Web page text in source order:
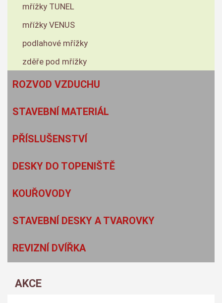
mřížky TUNEL
mřížky VENUS
podlahové mřížky
zděře pod mřížky
ROZVOD VZDUCHU
STAVEBNÍ MATERIÁL
PŘÍSLUŠENSTVÍ
DESKY DO TOPENIŠTĚ
KOUŘOVODY
STAVEBNÍ DESKY A TVAROVKY
REVIZNÍ DVÍŘKA
AKCE